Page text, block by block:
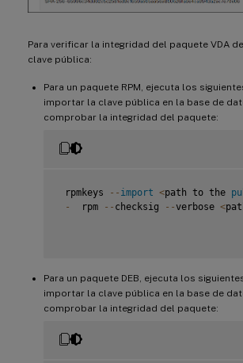
Para verificar la integridad del paquete VDA
clave pública:
Para un paquete RPM, ejecuta los
importar la clave pública en la base de
comprobar la integridad del paquete:
rpmkeys -- import <path to the
-
  rpm
-- checksig --verbose <
Para un paquete DEB, ejecuta los
importar la clave pública en la base de
comprobar la integridad del paquete: